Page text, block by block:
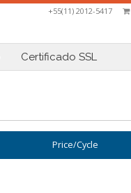
+55(11) 2012-5417
Certificado SSL
Price/Cycle